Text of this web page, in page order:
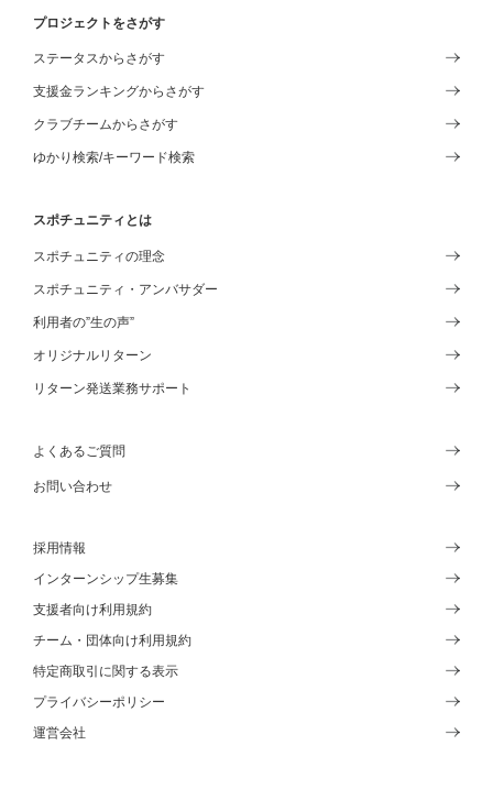
プロジェクトをさがす
ステータスからさがす
支援金ランキングからさがす
クラブチームからさがす
ゆかり検索/キーワード検索
スポチュニティとは
スポチュニティの理念
スポチュニティ・アンバサダー
利用者の”生の声”
オリジナルリターン
リターン発送業務サポート
よくあるご質問
お問い合わせ
採用情報
インターンシップ生募集
支援者向け利用規約
チーム・団体向け利用規約
特定商取引に関する表示
プライバシーポリシー
運営会社